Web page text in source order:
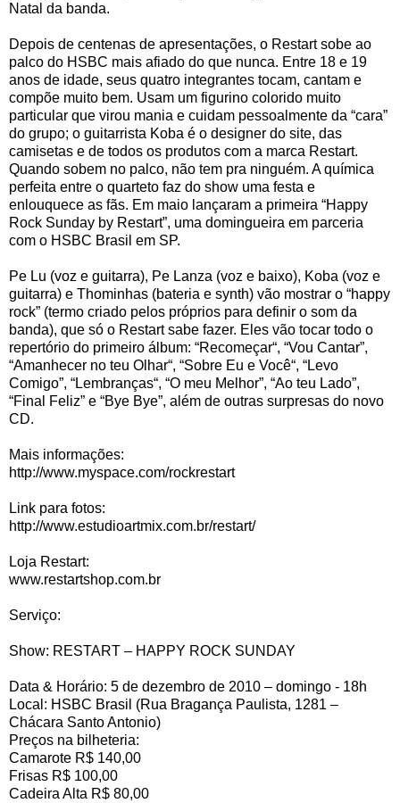
Natal da banda.
Depois de centenas de apresentações, o Restart sobe ao
palco do HSBC mais afiado do que nunca. Entre 18 e 19
anos de idade, seus quatro integrantes tocam, cantam e
compõe muito bem. Usam um figurino colorido muito
particular que virou mania e cuidam pessoalmente da “cara”
do grupo; o guitarrista Koba é o designer do site, das
camisetas e de todos os produtos com a marca Restart.
Quando sobem no palco, não tem pra ninguém. A química
perfeita entre o quarteto faz do show uma festa e
enlouquece as fãs. Em maio lançaram a primeira “Happy
Rock Sunday by Restart”, uma domingueira em parceria
com o HSBC Brasil em SP.
Pe Lu (voz e guitarra), Pe Lanza (voz e baixo), Koba (voz e
guitarra) e Thominhas (bateria e synth) vão mostrar o “happy
rock” (termo criado pelos próprios para definir o som da
banda), que só o Restart sabe fazer. Eles vão tocar todo o
repertório do primeiro álbum: “Recomeçar“, “Vou Cantar”,
“Amanhecer no teu Olhar“, “Sobre Eu e Você“, “Levo
Comigo”, “Lembranças“, “O meu Melhor”, “Ao teu Lado”,
“Final Feliz” e “Bye Bye”, além de outras surpresas do novo
CD.
Mais informações:
http://www.myspace.com/rockrestart
Link para fotos:
http://www.estudioartmix.com.br/restart/
Loja Restart:
www.restartshop.com.br
Serviço:
Show: RESTART – HAPPY ROCK SUNDAY
Data & Horário: 5 de dezembro de 2010 – domingo - 18h
Local: HSBC Brasil (Rua Bragança Paulista, 1281 –
Chácara Santo Antonio)
Preços na bilheteria:
Camarote R$ 140,00
Frisas R$ 100,00
Cadeira Alta R$ 80,00